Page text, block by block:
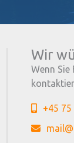
Wir
Wenn Sie
+45 75